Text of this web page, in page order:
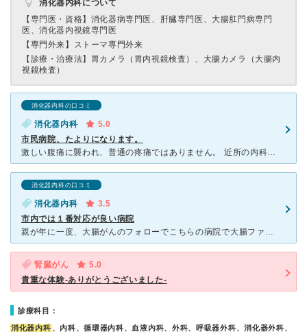
消化器内科について
【専門医・資格】 消化器病専門医、肝臓専門医、大腸肛門病専門
医、消化器内視鏡専門医
【専門外来】 ストーマ専門外来
【診療・治療法】 胃カメラ（胃内視鏡検査）、大腸カメラ（大腸内
視鏡検査）
消化器内科の口コミ
消化器内科
5.0
市民病院、たよりになります。
激しい腹痛に襲われ、普通の疼痛ではありません。 近所の内科受診しましたが、救急搬送になりました。 意識が消失するくらいの疼痛でした。 こちらの病院で腹部CT撮影 強めの鎮痛剤投与で疼痛は、
消化器内科の口コミ
消化器内科
3.5
市内では１番対応が良い病院
親が年に一度、大腸がんのフォローでこちらの病院で大腸ファイバーをしています。 初期ですが、がんも見つけて、ポリープも除去して頂き 経過もよく、今では、年一度のフォローになりました。 先生には、検査
腎臓がん
5.0
貴重な体験-ありがとうございました-
診療科目：
消化器内科 、内科、循環器内科、血液内科、外科、呼吸器外科、消化器外科、